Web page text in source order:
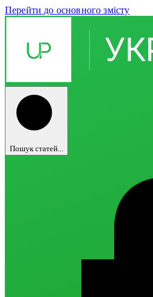
Перейти до основного змісту
Пошук статей...